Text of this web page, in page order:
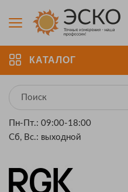
КАТАЛОГ
Пн-Пт.: 09:00-18:00
Сб, Вс.: выходной